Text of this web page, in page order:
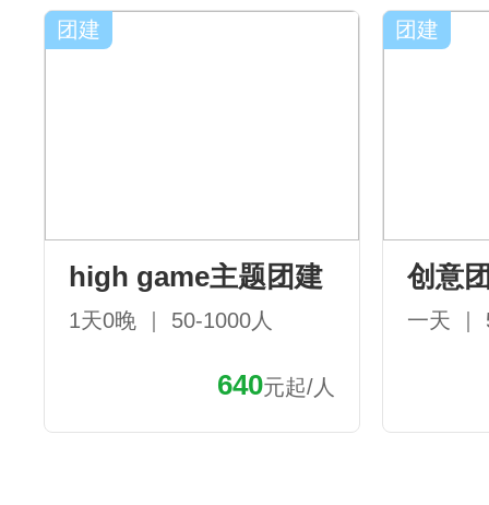
团建
high game主题团建
1天0晚 ｜ 50-1000人
640元起/人
团建
创意
一天 ｜